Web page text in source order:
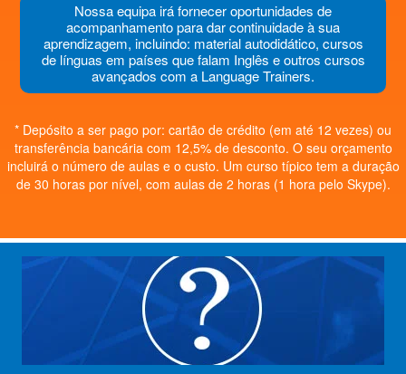
Nossa equipa irá fornecer oportunidades de
acompanhamento para dar continuidade à sua
aprendizagem, incluindo: material autodidático, cursos
de línguas em países que falam Inglês e outros cursos
avançados com a Language Trainers.
* Depósito a ser pago por: cartão de crédito (em até 12 vezes) ou
transferência bancária com 12,5% de desconto. O seu orçamento
incluirá o número de aulas e o custo. Um curso típico tem a duração
de 30 horas por nível, com aulas de 2 horas (1 hora pelo Skype).